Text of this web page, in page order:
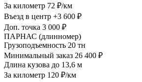
За километр 72 ₽/км
Въезд в центр +3 600 ₽
Доп. точка 3 000 ₽
ПАРНАС (длинномер)
Грузоподъемность 20 тн
Минимальный заказ 26 400 ₽
Длина кузова до 13,6 м
За километр 120 ₽/км